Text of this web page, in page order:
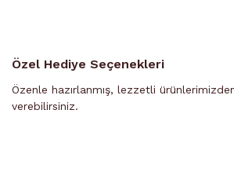
Özel Hediye Seçenekleri
Özenle hazırlanmış, lezzetli
verebilirsiniz.